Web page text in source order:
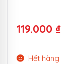
119.000 ₫
Hết hàng